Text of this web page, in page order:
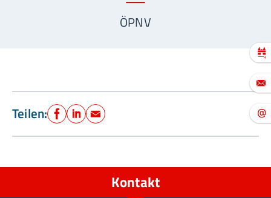
ÖPNV
Teilen: Facebook
LinkedIn
E-Mail
Kontakt